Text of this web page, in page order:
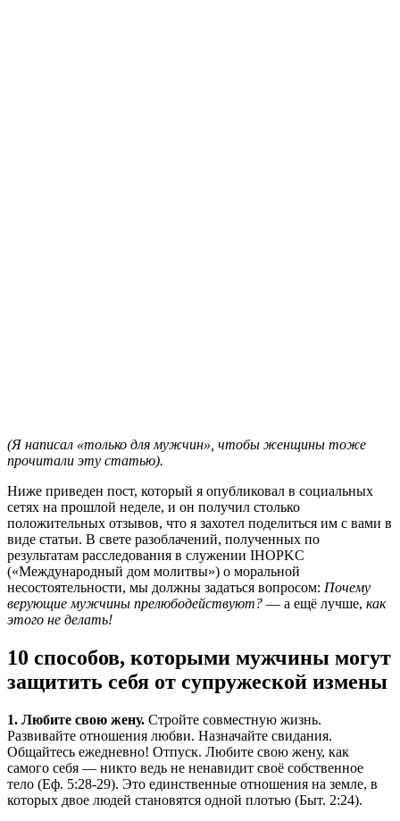
(Я написал «только для мужчин», чтобы женщины тоже
прочитали эту статью).
Ниже приведен пост, который я опубликовал в социальных
сетях на прошлой неделе, и он получил столько
положительных отзывов, что я захотел поделиться им с вами в
виде статьи. В свете разоблачений, полученных по
результатам расследования в служении IHOPKC
(«Международный дом молитвы») о моральной
несостоятельности, мы должны задаться вопросом: Почему
верующие мужчины прелюбодействуют? — а ещё лучше, как
этого не делать!
10 способов, которыми мужчины могут
защитить себя от супружеской измены
1. Любите свою жену. Стройте совместную жизнь.
Развивайте отношения любви. Назначайте свидания.
Общайтесь ежедневно! Отпуск. Любите свою жену, как
самого себя — никто ведь не ненавидит своё собственное
тело (Еф. 5:28-29). Это единственные отношения на земле, в
которых двое людей становятся одной плотью (Быт. 2:24).